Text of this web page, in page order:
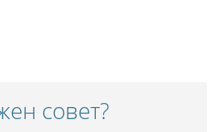
совет?